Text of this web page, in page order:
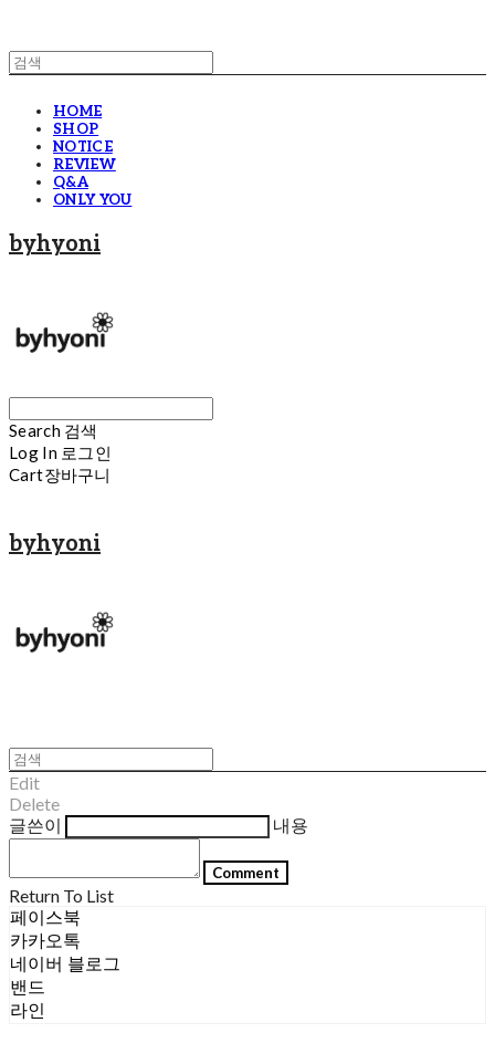
HOME
SHOP
NOTICE
REVIEW
Q&A
ONLY YOU
byhyoni
Search 검색
Log In 로그인
Cart장바구니
byhyoni
Edit
Delete
글쓴이
내용
Comment
Return To List
페이스북
카카오톡
네이버 블로그
밴드
라인